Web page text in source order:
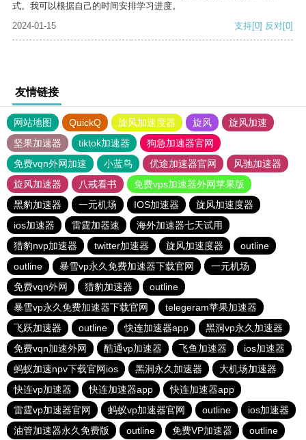
式。我可以根据自己的时间安排学习进度。
2024-01-15
支持[0] 反对[0]
友情链接
网站地图 QuickQ 旋风加速度器 旋风
旋风加速
坚果加速器
tiktok加速器
狗急加速器官网
免费vqn外网加速
小蓝鸟 优途加速器官网
风驰加速器
旋风加速器
八戒看书
免费vps加速器外网苹果版
黑豹加速器
一元机场 IOS加速器
旋风加速度器
ios加速器
雷霆加器速
海外加速器七天试用
猎豹nvp加速器
twitter加速器 旋风加速度器
outline
outline
暴雪vp永久免费加速器下载官网
一元机场
免费vqn外网
猎豹加速器
outline
暴雪vp永久免费加速器下载官网
telegeram苹果加速器
飞跃加速器
outline 快连加速器app
黑洞vp永久加速器
免费vqn加速外网
酷通vp加速器 飞鱼加速器
ios加速器
蚂蚁加速npv下载官网ios
黑洞永久加速器
大机场加速器
快连vp加速器
快连加速器app
快连加速器app
雷霆vp加速器官网
蚂蚁vp加速器官网 outline
ios加速器
油管加速器永久免费版
outline 免费VP加速器 outline